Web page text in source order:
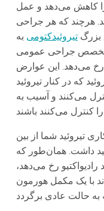
را کاهش می‌دهد و عمل
هرچند که هر جراحی
بزرگتیروئیدکتومی به
جراحی عمومی
رخ می‌دهد. این عوارض
که در کنار تیروئید
می‌کنند و آسیب به
تیروئید شما از بین
داشت. همان‌طور که
رخ می‌دهد،
با یک مکمل هورمون